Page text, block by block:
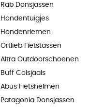
Rab Donsjassen
Hondentuigjes
Hondenriemen
Ortlieb Fietstassen
Altra Outdoorschoenen
Buff Colsjaals
Abus Fietshelmen
Patagonia Donsjassen